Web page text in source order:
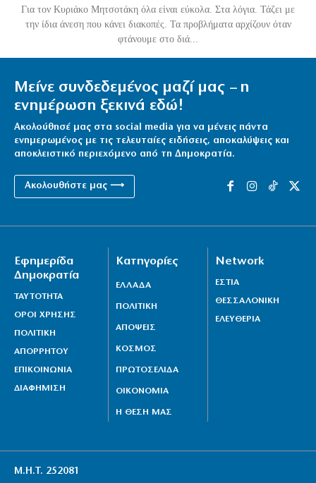
Για τον Κυριάκο Μητσοτάκη όλα είναι εύκολα. Στα λόγια. Τάζει με
την ίδια άνεση που κάνει διακοπές. Τα προβλήματα αρχίζουν όταν
φτάνουμε στο διά...
Μείνε συνδεδεμένος μαζί μας – η
ενημέρωση ξεκινά εδώ!
Ακολούθησέ μας στα social media για να μένεις πάντα
ενημερωμένος με τις τελευταίες ειδήσεις, αποκαλύψεις και
αποκλειστικό περιεχόμενο από τη Δημοκρατία.
Ακολουθήστε μας ⟶
Εφημερίδα
Δημοκρατία
ΤΑΥΤΟΤΗΤΑ
ΟΡΟΙ ΧΡΗΣΗΣ
ΠΟΛΙΤΙΚΗ
ΑΠΟΡΡΗΤΟΥ
ΕΠΙΚΟΙΝΩΝΙΑ
ΔΙΑΦΗΜΙΣΗ
Κατηγορίες
ΕΛΛΑΔΑ
ΠΟΛΙΤΙΚΗ
ΑΠΟΨΕΙΣ
ΚΟΣΜΟΣ
ΠΡΩΤΟΣΕΛΙΔΑ
ΟΙΚΟΝΟΜΙΑ
Η ΘΕΣΗ ΜΑΣ
Network
ΕΣΤΙΑ
ΘΕΣΣΑΛΟΝΙΚΗ
ΕΛΕΥΘΕΡΙΑ
Μ.Η.Τ. 252081